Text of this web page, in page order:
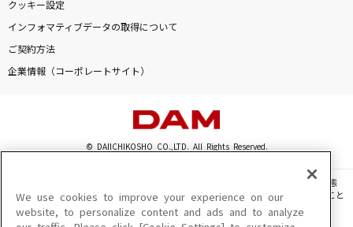
クッキー設定
インフォマティブデータの取得について
ご契約方法
企業情報（コーポレートサイト）
© DAIICHIKOSHO CO.,LTD. All Rights Reserved.
このサイトに掲載されている一切の文章・画像・写真・動画・音声等を、手段や形態
を問わず、著作権法の定める範囲を超えて無断で複製、転載、ファイル化などすること
を禁じます。
We use cookies to improve your experience on our
website, to personalize content and ads and to analyze